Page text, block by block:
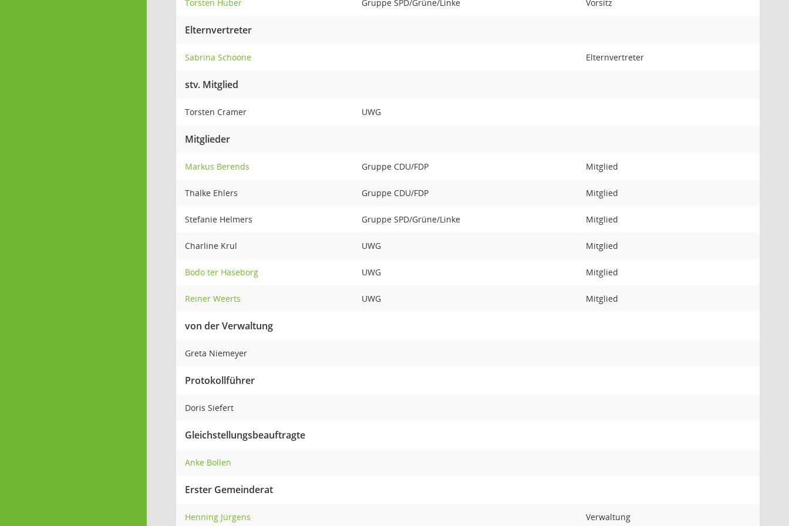
Torsten Huber Gruppe SPD/Grüne/Linke Vorsitz
Elternvertreter
Sabrina Schoone Elternvertreter
stv. Mitglied
Torsten Cramer UWG
Mitglieder
Markus Berends Gruppe CDU/FDP Mitglied
Thalke Ehlers Gruppe CDU/FDP Mitglied
Stefanie Helmers Gruppe SPD/Grüne/Linke Mitglied
Charline Krul UWG Mitglied
Bodo ter Haseborg UWG Mitglied
Reiner Weerts UWG Mitglied
von der Verwaltung
Greta Niemeyer
Protokollführer
Doris Siefert
Gleichstellungsbeauftragte
Anke Bollen
Erster Gemeinderat
Henning Jürgens Verwaltung